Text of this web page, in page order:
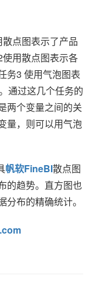
点图表示了产品
用散点图表示各
务3 使用气泡图表
通过这几个任务的
两个变量之间的关
量，则可以用气泡
帆软FineBI散点图
的趋势。直方图也
分布的精确统计。